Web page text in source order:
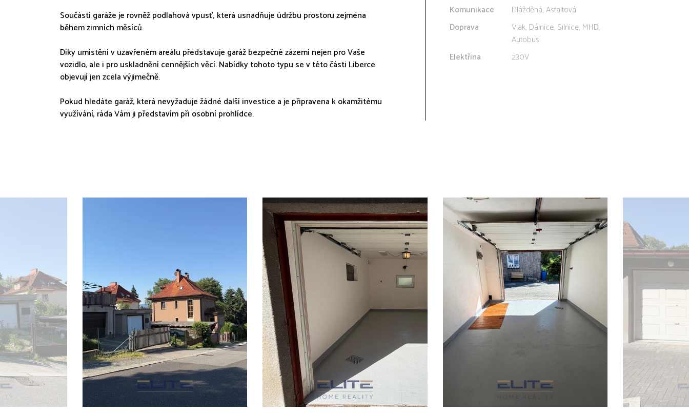
Součástí garáže je rovněž podlahová vpusť, která usnadňuje údržbu prostoru zejména
během zimních měsíců.
Díky umístění v uzavřeném areálu představuje garáž bezpečné zázemí nejen pro Vaše
vozidlo, ale i pro uskladnění cennějších věcí. Nabídky tohoto typu se v této části Liberce
objevují jen zcela výjimečně.
Pokud hledáte garáž, která nevyžaduje žádné další investice a je připravena k okamžitému
využívání, ráda Vám ji představím při osobní prohlídce.
Komunikace
Dlážděná, Asfaltová
Doprava
Vlak, Dálnice, Silnice, MHD,
Autobus
Elektřina
230V